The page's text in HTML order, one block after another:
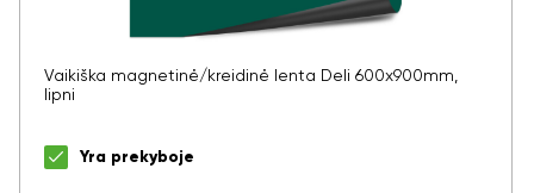
Vaikiška magnetinė/kreidinė lenta Deli 600x900mm,
lipni
Yra prekyboje
Ar norite sutaupyti
nuo savo užsakymo?